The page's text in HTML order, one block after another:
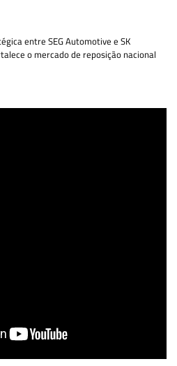
entre SEG Automotive e SK
o mercado de reposição nacional